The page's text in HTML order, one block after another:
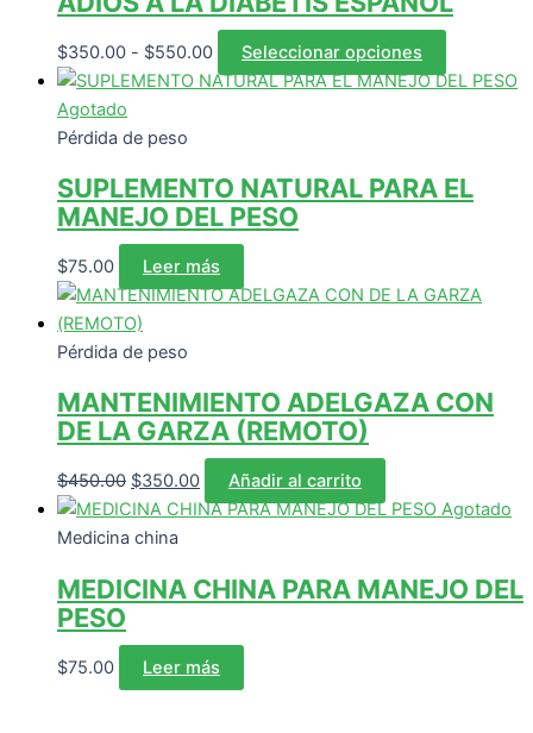
$350.00 - $550.00Rango
de
hasta
$550.00
Seleccionar opciones
producto
Las
elegir
página
de
Agotado
Pérdida de peso
SUPLEMENTO NATURAL PARA EL
MANEJO DEL PESO
$75.00 Leer más
Pérdida de peso
MANTENIMIENTO ADELGAZA CON
DE LA GARZA (REMOTO)
$450.00 El
precio
original
$450.00.
$350.00El
precio
$350.00.
Añadir al carrito
Agotado
Medicina china
MEDICINA CHINA PARA MANEJO DEL
PESO
$75.00 Leer más